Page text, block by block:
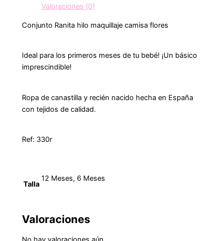
Valoraciones (0)
Conjunto Ranita hilo maquillaje camisa flores
Ideal para los primeros meses de tu bebé! ¡Un básico
imprescindible!
Ropa de canastilla y recién nacido hecha en España
con tejidos de calidad.
Ref: 330r
Talla
12 Meses, 6 Meses
Valoraciones